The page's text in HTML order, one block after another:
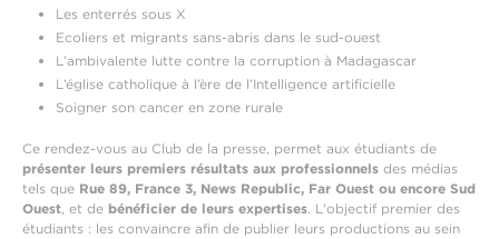
Les enterrés sous X
Ecoliers et migrants sans-abris dans le sud-ouest
L’ambivalente lutte contre la corruption à Madagascar
L’église catholique à l’ère de l’Intelligence artificielle
Soigner son cancer en zone rurale
Ce rendez-vous au Club de la presse, permet aux étudiants de
présenter leurs premiers résultats aux professionnels des médias
tels que Rue 89, France 3, News Republic, Far Ouest ou encore Sud
Ouest, et de bénéficier de leurs expertises. L'objectif premier des
étudiants : les convaincre afin de publier leurs productions au sein